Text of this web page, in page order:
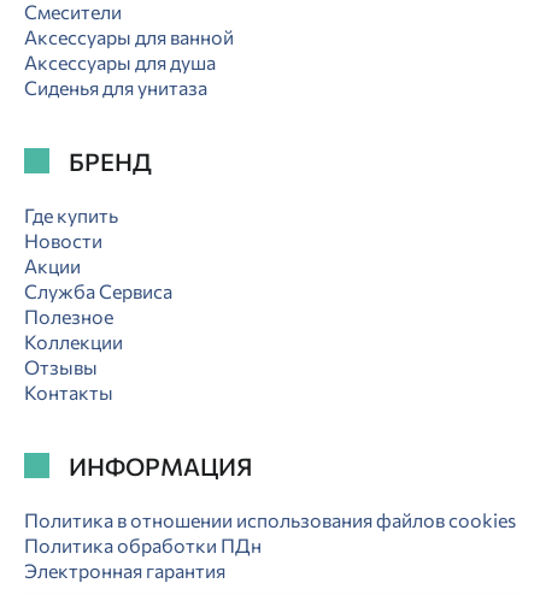
Смесители
Аксессуары для ванной
Аксессуары для душа
Сиденья для унитаза
БРЕНД
Где купить
Новости
Акции
Служба Сервиса
Полезное
Коллекции
Отзывы
Контакты
ИНФОРМАЦИЯ
Политика в отношении использования файлов cookies
Политика обработки ПДн
Электронная гарантия